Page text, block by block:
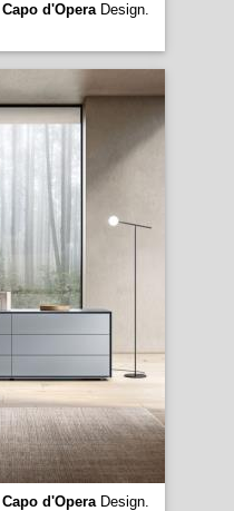
Capo d'OperaDesign.
Capo d'OperaDesign.